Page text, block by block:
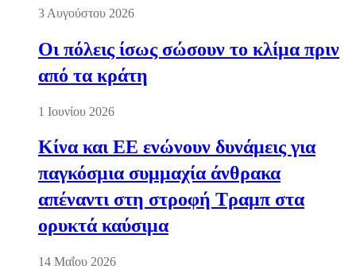
3 Αυγούστου 2026
Οι πόλεις ίσως σώσουν το κλίμα πριν
από τα κράτη
1 Ιουνίου 2026
Κίνα και ΕΕ ενώνουν δυνάμεις για
παγκόσμια συμμαχία άνθρακα
απέναντι στη στροφή Τραμπ στα
ορυκτά καύσιμα
14 Μαΐου 2026